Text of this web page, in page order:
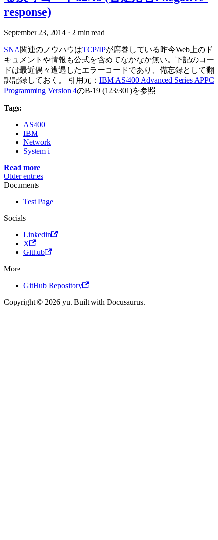
response)
September 23, 2014 · 2 min read
SNA関連のノウハウはTCP/IPが席巻している昨今Web上のド
キュメントや情報も公式を含めてなかなか無い。下記のコー
ドは最近偶々遭遇したエラーコードであり、備忘録として翻
訳記録しておく。 引用元： IBM AS/400 Advanced Series APPC
Programming Version 4のB-19 (123/301)を参照
Tags:
AS400
IBM
Network
System i
Read more
Older entries
Documents
Test Page
Socials
Linkedin
X
Github
More
GitHub Repository
Copyright © 2026 yu. Built with Docusaurus.